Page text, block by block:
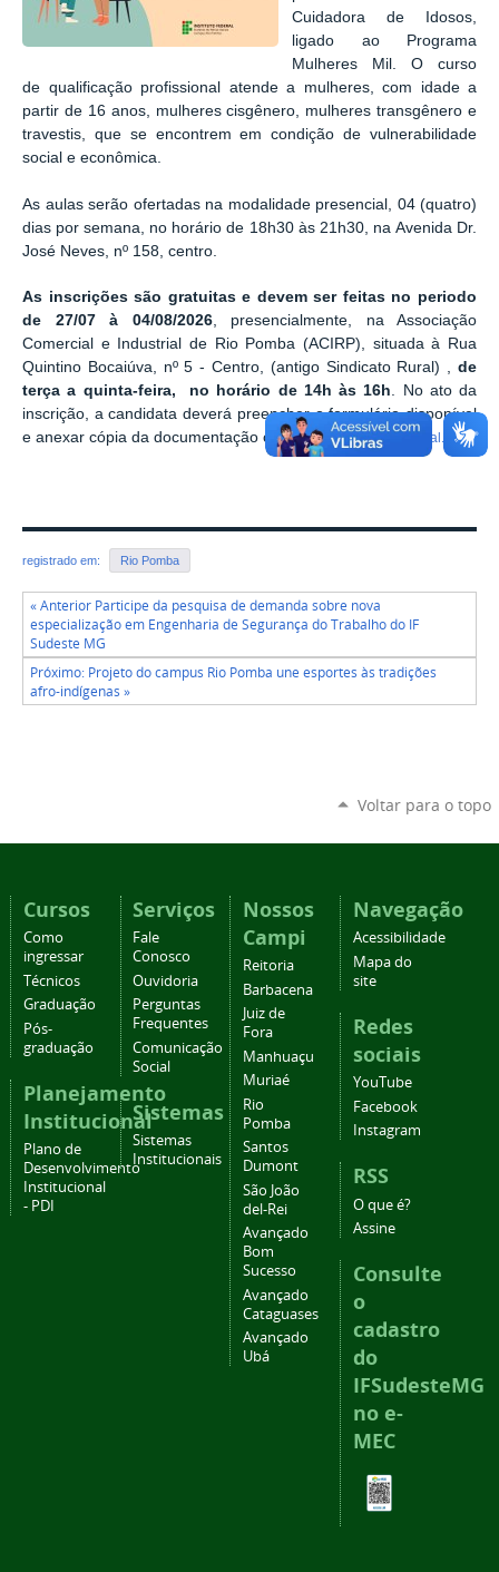
Cuidadora de Idosos,
ligado ao Programa
Mulheres Mil. O curso
de qualificação profissional atende a mulheres, com idade a
partir de 16 anos, mulheres cisgênero, mulheres transgênero e
travestis, que se encontrem em condição de vulnerabilidade
social e econômica.
As aulas serão ofertadas na modalidade presencial, 04 (quatro)
dias por semana, no horário de 18h30 às 21h30, na Avenida Dr.
José Neves, nº 158, centro.
As inscrições são gratuitas e devem ser feitas no periodo
de 27/07 à 04/08/2026, presencialmente, na Associação
Comercial e Industrial de Rio Pomba (ACIRP), situada à Rua
Quintino Bocaiúva, nº 5 - Centro, (antigo Sindicato Rural) , de
terça a quinta-feira, no horário de 14h às 16h. No ato da
inscrição, a candidata deverá preencher o formulário disponível
e anexar cópia da documentação completa exigida no edital.
registrado em: Rio Pomba
« Anterior Participe da pesquisa de demanda sobre nova
especialização em Engenharia de Segurança do Trabalho do IF
Sudeste MG
Próximo: Projeto do campus Rio Pomba une esportes às tradições
afro-indígenas »
Voltar para o topo
Cursos
Como
ingressar
Técnicos
Graduação
Pós-
graduação
Planejamento
Institucional
Plano de
Desenvolvimento
Institucional
- PDI
Serviços
Fale
Conosco
Ouvidoria
Perguntas
Frequentes
Comunicação
Social
Sistemas
Sistemas
Institucionais
Nossos
Campi
Reitoria
Barbacena
Juiz de
Fora
Manhuaçu
Muriaé
Rio
Pomba
Santos
Dumont
São João
del-Rei
Avançado
Bom
Sucesso
Avançado
Cataguases
Avançado
Ubá
Navegação
Acessibilidade
Mapa do
site
Redes
sociais
YouTube
Facebook
Instagram
RSS
O que é?
Assine
Consulte
o
cadastro
do
IFSudesteMG
no e-
MEC